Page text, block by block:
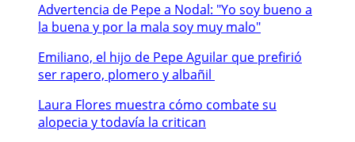
Advertencia de Pepe a Nodal: "Yo soy bueno a
la buena y por la mala soy muy malo"
Emiliano, el hijo de Pepe Aguilar que prefirió
ser rapero, plomero y albañil
Laura Flores muestra cómo combate su
alopecia y todavía la critican